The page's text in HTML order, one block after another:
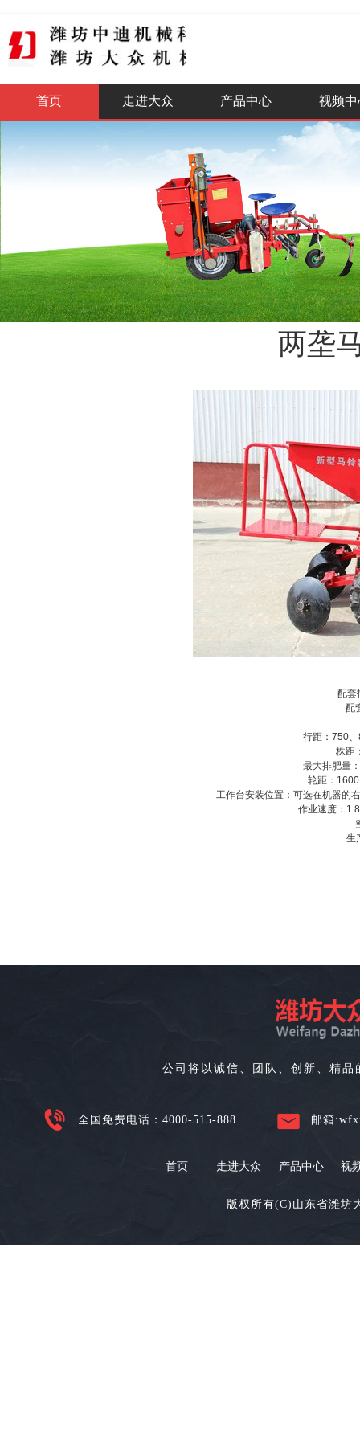
全国咨询热线
400-0515-888
首页 走进大众 产品中心 视频中
两垄
配套
配
行距：750
株距
最大排肥量
轮距：
工作台安装位置：可选在机器的
作业速度：
生
首页 走进大众 产品中心 视
版权所有(C)山东省潍坊
公司将以诚信、团队、创新、精
全国免费电话：4000-515-888 邮箱